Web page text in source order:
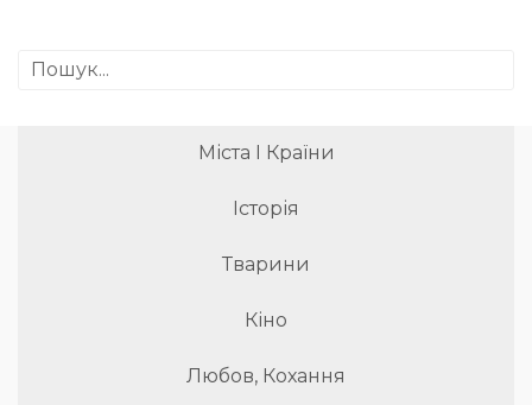
Міста І Країни
Історія
Тварини
Кіно
Любов, Кохання